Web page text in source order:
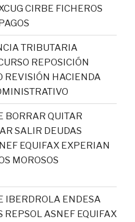
CIRBE FICHEROS
TRIBUTARIA
REPOSICIÓN
REVISIÓN HACIENDA
QUITAR
SALIR DEUDAS
EQUIFAX EXPERIAN
MOROSOS
ENDESA
REPSOL ASNEF EQUIFAX